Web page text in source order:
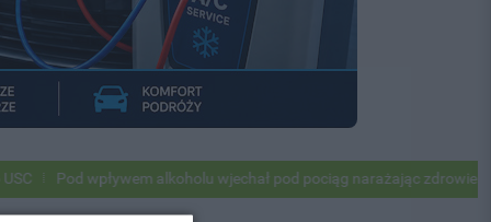
Pod wpływem alkoholu wjechał pod pociąg narażając zdrowie i